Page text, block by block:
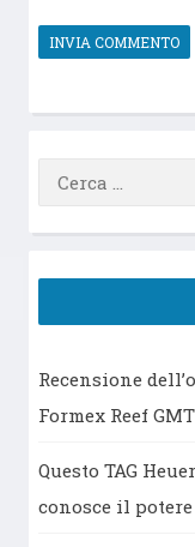
Recensione
Formex Reef
Questo TAG
conosce il